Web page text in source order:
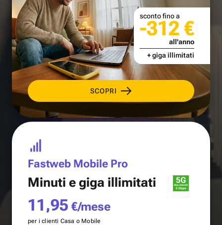
SCOPRI
sconto fino a
-312 €
all'anno
+ giga illimitati
Fastweb Mobile Pro
Minuti e giga illimitati
11,95 €/mese
per i clienti Casa o Mobile